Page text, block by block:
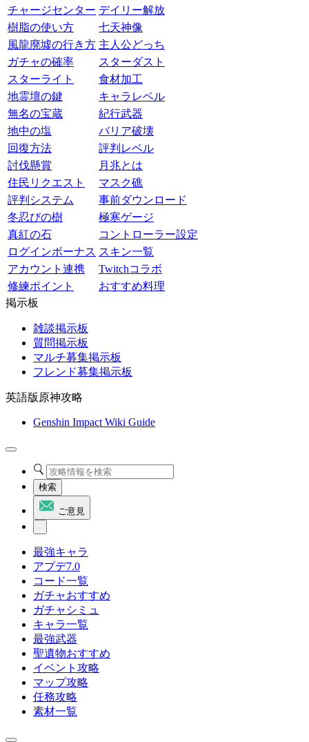
チャージセンター デイリー解放
樹脂の使い方
七天神像
風龍廃墟の行き方 主人公どっち
ガチャの確率
スターダスト
スターライト
食材加工
地霊壇の鍵
キャラレベル
無名の宝蔵
紀行武器
地中の塩
バリア破壊
回復方法
評判レベル
討伐懸賞
月兆とは
住民リクエスト
マスク礁
評判システム
事前ダウンロード
冬忍びの樹
極寒ゲージ
真紅の石
コントローラー設定
ログインボーナス スキン一覧
アカウント連携
Twitchコラボ
修練ポイント
おすすめ料理
掲示板
雑談掲示板
質問掲示板
マルチ募集掲示板
フレンド募集掲示板
英語版原神攻略
Genshin Impact Wiki Guide
検索
ご意見
最強キャラ
アプデ7.0
コード一覧
ガチャおすすめ
ガチャシミュ
キャラ一覧
最強武器
聖遺物おすすめ
イベント攻略
マップ攻略
任務攻略
素材一覧